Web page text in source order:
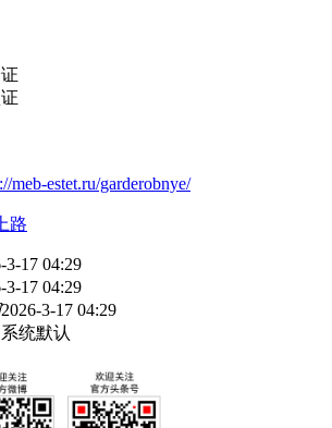
meb-estet.ru/garderobnye/
路
3-17 04:29
3-17 04:29
2026-3-17 04:29
统默认